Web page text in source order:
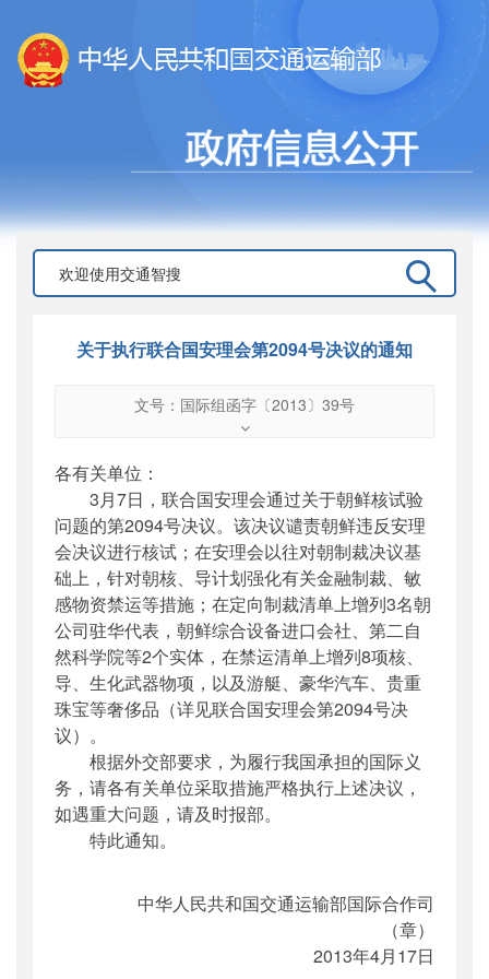
关于执行联合国安理会第2094号决议的通知
文号：国际组函字〔2013〕39号
国际组函字〔2013〕39号
公开日期 ：
2013年04月25日
主题词 ： 联合国安理会;决议;执行;通知;2094
号
机构分类：国际合作司
主题分类：其他
公文类型：部函
各有关单位：
3月7日，联合国安理会通过关于朝鲜核试验
问题的第2094号决议。该决议谴责朝鲜违反安理
会决议进行核试；在安理会以往对朝制裁决议基
础上，针对朝核、导计划强化有关金融制裁、敏
感物资禁运等措施；在定向制裁清单上增列3名朝
公司驻华代表，朝鲜综合设备进口会社、第二自
然科学院等2个实体，在禁运清单上增列8项核、
导、生化武器物项，以及游艇、豪华汽车、贵重
珠宝等奢侈品（详见联合国安理会第2094号决
议）。
根据外交部要求，为履行我国承担的国际义
务，请各有关单位采取措施严格执行上述决议，
如遇重大问题，请及时报部。
特此通知。
中华人民共和国交通运输部国际合作司
（章）
2013年4月17日